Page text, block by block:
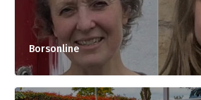
Borsonline